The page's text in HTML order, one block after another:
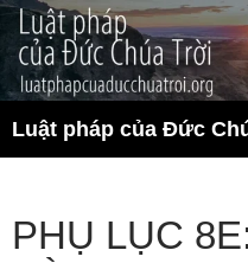
Chuyển
đến
nội
dung
Luật pháp của Đức
kiếm
PHỤ LỤC